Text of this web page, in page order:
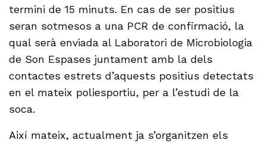
termini de 15 minuts. En cas de ser positius
seran sotmesos a una PCR de confirmació, la
qual serà enviada al Laboratori de Microbiologia
de Son Espases juntament amb la dels
contactes estrets d’aquests positius detectats
en el mateix poliesportiu, per a l’estudi de la
soca.
Així mateix, actualment ja s’organitzen els